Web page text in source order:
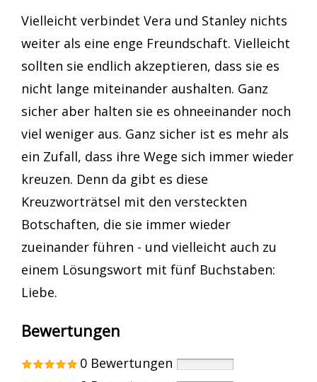
Vielleicht verbindet Vera und Stanley nichts
weiter als eine enge Freundschaft. Vielleicht
sollten sie endlich akzeptieren, dass sie es
nicht lange miteinander aushalten. Ganz
sicher aber halten sie es ohneeinander noch
viel weniger aus. Ganz sicher ist es mehr als
ein Zufall, dass ihre Wege sich immer wieder
kreuzen. Denn da gibt es diese
Kreuzworträtsel mit den versteckten
Botschaften, die sie immer wieder
zueinander führen - und vielleicht auch zu
einem Lösungswort mit fünf Buchstaben:
Liebe.
Bewertungen
0 Bewertungen